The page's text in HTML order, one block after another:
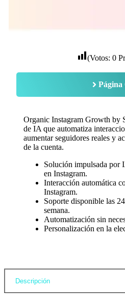
(Votos: 0
Página
Organic Instagram Growth by
de IA que automatiza
aumentar seguidores reales y
de la cuenta.
Solución impulsada por
en Instagram.
Interacción automática
Instagram.
Soporte disponible las
semana.
Automatización sin
Personalización en la
Descripción